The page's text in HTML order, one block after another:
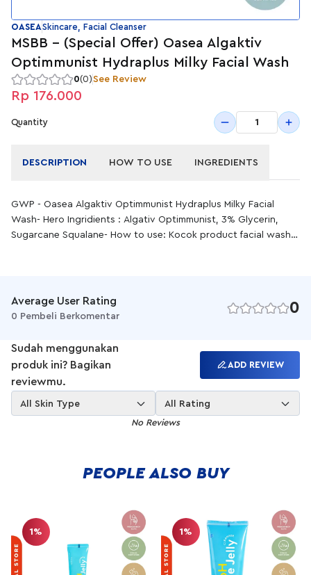
OASEASkincare, Facial Cleanser
MSBB - (Special Offer) Oasea Algaktiv
Optimmunist Hydraplus Milky Facial Wash
0(0)See Review
Rp 176.000
Quantity 1
DESCRIPTION HOW TO USE INGREDIENTS
GWP - Oasea Algaktiv Optimmunist Hydraplus Milky Facial
Wash- Hero Ingridients : Algativ Optimmunist, 3% Glycerin,
Sugarcane Squalane- How to use: Kocok product facial wash
membersihkan kotoran, Basuh seluruh wajah menggunakan air
bersih hingga tidak ada residu yang tersisa, Keringkan dengan
tanpa terasa ketarik, Formulasi lembut bertekstur milky, cocok
untuk kulit sensitif, Diperkaya dengan Algativ Optimmunist
untuk menjaga kondisi skin barrier- Best For : Membantu
Merawat Skin Barries & Menghidrasi Kulit
Average User Rating
0 Pembeli Berkomentar 0
Sudah menggunakan
produk ini? Bagikan
reviewmu.
ADD REVIEW
All Skin Type All Rating
No Reviews
PEOPLE ALSO BUY
1% 1%